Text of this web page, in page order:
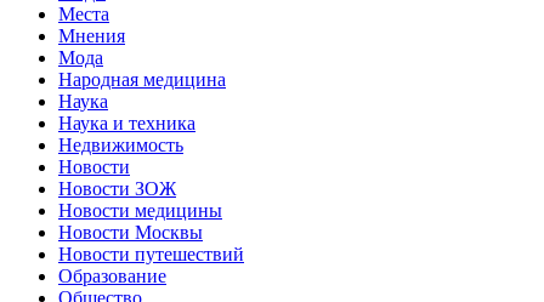
Места
Мнения
Мода
Народная медицина
Наука
Наука и техника
Недвижимость
Новости
Новости ЗОЖ
Новости медицины
Новости Москвы
Новости путешествий
Образование
Общество